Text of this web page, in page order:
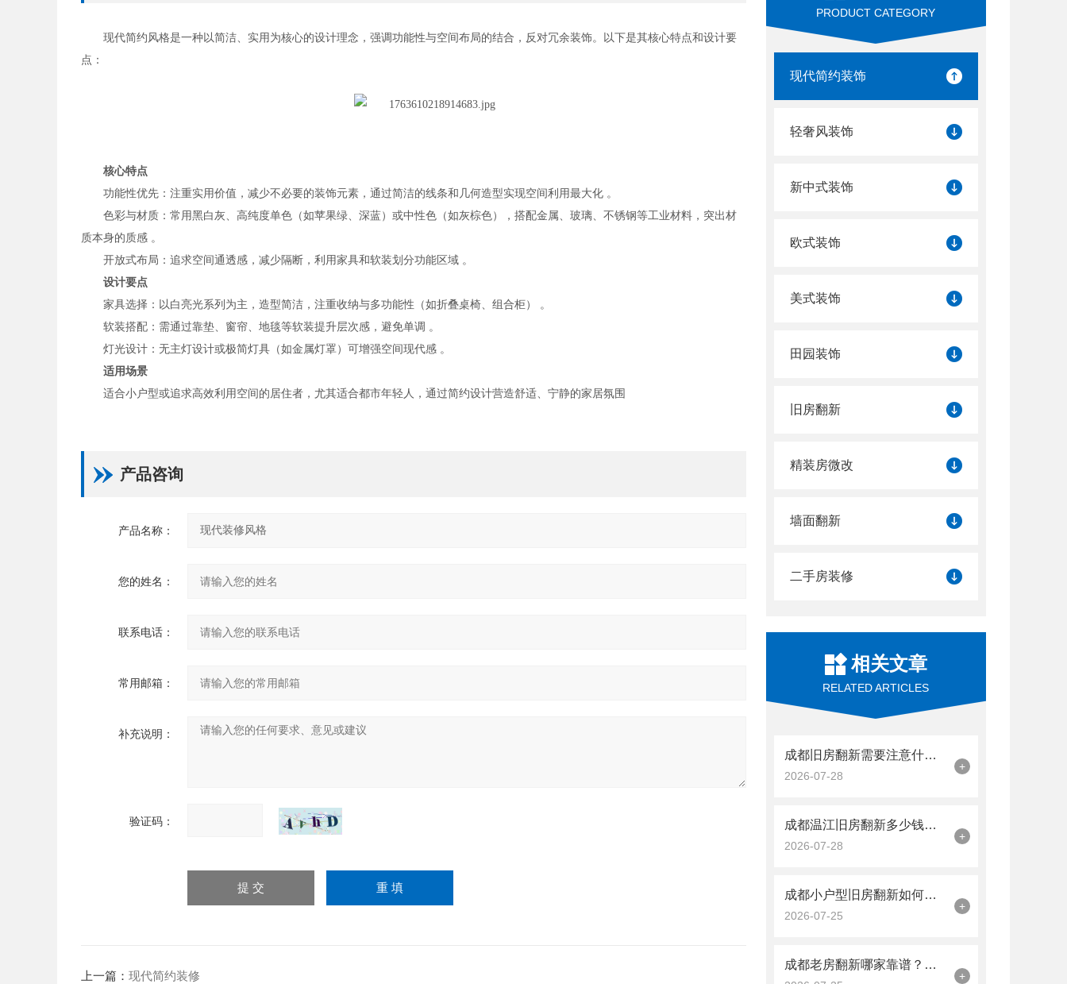
PRODUCT CATEGORY
现代简约装饰
轻奢风装饰
新中式装饰
欧式装饰
美式装饰
田园装饰
旧房翻新
精装房微改
墙面翻新
二手房装修
相关文章
RELATED ARTICLES
成都旧房翻新需要注意什么？这几点不看容易踩坑
2026-07-28
+
成都温江旧房翻新多少钱？小户型老房改造性价比方案分析
2026-07-28
+
成都小户型旧房翻新如何设计更显大？实用技巧解析
2026-07-25
+
成都老房翻新哪家靠谱？如何辨别正规装修公司
+
现代简约风格是一种以简洁、实用为核心的设计理念，强调功能性与空间布局的结合，反对冗余装饰。以下是其核心特点和设计要
点：
核心特点
‌功能性优先‌：注重实用价值，减少不必要的装饰元素，通过简洁的线条和几何造型实现空间利用最大化 。 ‌
‌色彩与材质‌：常用黑白灰、高纯度单色（如苹果绿、深蓝）或中性色（如灰棕色），搭配金属、玻璃、不锈钢等工业材料，突出材
质本身的质感 。 ‌
‌开放式布局‌：追求空间通透感，减少隔断，利用家具和软装划分功能区域 。 ‌
设计要点
‌家具选择‌：以白亮光系列为主，造型简洁，注重收纳与多功能性（如折叠桌椅、组合柜） 。 ‌
‌软装搭配‌：需通过靠垫、窗帘、地毯等软装提升层次感，避免单调 。 ‌
‌灯光设计‌：无主灯设计或极简灯具（如金属灯罩）可增强空间现代感 。 ‌
适用场景
适合小户型或追求高效利用空间的居住者，尤其适合都市年轻人，通过简约设计营造舒适、宁静的家居氛围
产品咨询
产品名称：
您的姓名：
联系电话：
常用邮箱：
补充说明：
验证码：
上一篇： 现代简约装修